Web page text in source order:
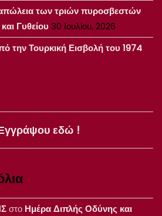
των τριών πυροσβεστών
Γυθείου 30 Ιουλίου, 2026
την Τουρκική Εισβολή του 1974
εδώ !
στο Ημέρα Διπλής Οδύνης και